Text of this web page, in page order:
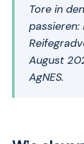
Tore in
passieren:
August
AgNES.